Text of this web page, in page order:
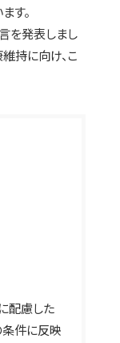
す。
を発表しまし
持に向け、こ
配慮した
件に反映